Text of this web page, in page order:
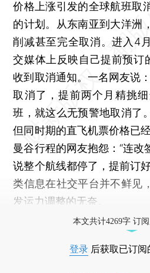
价格上涨引发的全球航班取
的计划。从东南亚到大洋洲
削减甚至完全取消。进入4
交媒体上反映自己提前预订
收到取消通知。一名网友说
取消了，提前两个月精挑
班，就这么无预警地取消了
但同时期的直飞机票价格已
曼谷行程的网友抱怨：“连改
说整个航线都停了，提前订
类信息在社交平台并不鲜见
发运力调整的无奈。
本文共计4269字 订
登录 后获取已订阅